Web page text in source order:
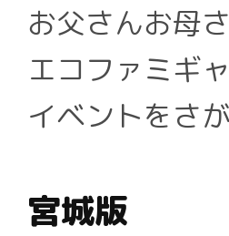
お父さんお母
エコファミギ
イベントをさ
宮城版